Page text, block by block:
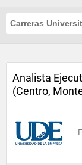
Carreras
Analista
(Centro,